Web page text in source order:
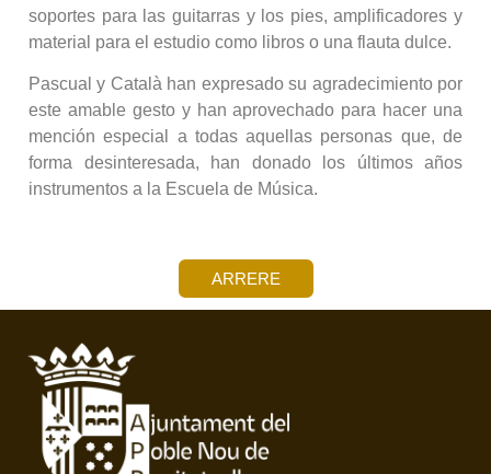
soportes para las guitarras y los pies, amplificadores y
material para el estudio como libros o una flauta dulce.
Pascual y Català han expresado su agradecimiento por
este amable gesto y han aprovechado para hacer una
mención especial a todas aquellas personas que, de
forma desinteresada, han donado los últimos años
instrumentos a la Escuela de Música.
ARRERE